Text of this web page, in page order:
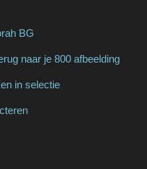
BG
naar je 800 afbeelding
in selectie